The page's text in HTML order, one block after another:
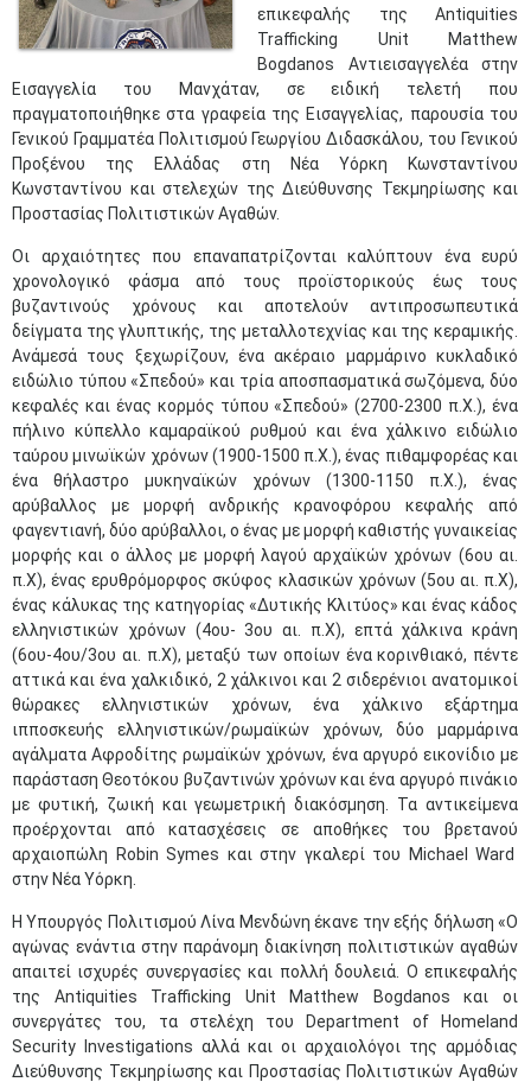
επικεφαλής της Antiquities
Trafficking Unit Matthew
Bogdanos Αντιεισαγγελέα στην
Εισαγγελία του Μανχάταν, σε ειδική τελετή που
πραγματοποιήθηκε στα γραφεία της Εισαγγελίας, παρουσία του
Γενικού Γραμματέα Πολιτισμού Γεωργίου Διδασκάλου, του Γενικού
Προξένου της Ελλάδας στη Νέα Υόρκη Κωνσταντίνου
Κωνσταντίνου και στελεχών της Διεύθυνσης Τεκμηρίωσης και
Προστασίας Πολιτιστικών Αγαθών.
Οι αρχαιότητες που επαναπατρίζονται καλύπτουν ένα ευρύ
χρονολογικό φάσμα από τους προϊστορικούς έως τους
βυζαντινούς χρόνους και αποτελούν αντιπροσωπευτικά
δείγματα της γλυπτικής, της μεταλλοτεχνίας και της κεραμικής.
Ανάμεσά τους ξεχωρίζουν, ένα ακέραιο μαρμάρινο κυκλαδικό
ειδώλιο τύπου «Σπεδού» και τρία αποσπασματικά σωζόμενα, δύο
κεφαλές και ένας κορμός τύπου «Σπεδού» (2700-2300 π.Χ.), ένα
πήλινο κύπελλο καμαραϊκού ρυθμού και ένα χάλκινο ειδώλιο
ταύρου μινωϊκών χρόνων (1900-1500 π.Χ.), ένας πιθαμφορέας και
ένα θήλαστρο μυκηναϊκών χρόνων (1300-1150 π.Χ.), ένας
αρύβαλλος με μορφή ανδρικής κρανοφόρου κεφαλής από
φαγεντιανή, δύο αρύβαλλοι, ο ένας με μορφή καθιστής γυναικείας
μορφής και ο άλλος με μορφή λαγού αρχαϊκών χρόνων (6ου αι.
π.Χ), ένας ερυθρόμορφος σκύφος κλασικών χρόνων (5ου αι. π.Χ),
ένας κάλυκας της κατηγορίας «Δυτικής Κλιτύος» και ένας κάδος
ελληνιστικών χρόνων (4ου- 3ου αι. π.Χ), επτά χάλκινα κράνη
(6ου-4ου/3ου αι. π.Χ), μεταξύ των οποίων ένα κορινθιακό, πέντε
αττικά και ένα χαλκιδικό, 2 χάλκινοι και 2 σιδερένιοι ανατομικοί
θώρακες ελληνιστικών χρόνων, ένα χάλκινο εξάρτημα
ιπποσκευής ελληνιστικών/ρωμαϊκών χρόνων, δύο μαρμάρινα
αγάλματα Αφροδίτης ρωμαϊκών χρόνων, ένα αργυρό εικονίδιο με
παράσταση Θεοτόκου βυζαντινών χρόνων και ένα αργυρό πινάκιο
με φυτική, ζωική και γεωμετρική διακόσμηση. Τα αντικείμενα
προέρχονται από κατασχέσεις σε αποθήκες του βρετανού
αρχαιοπώλη Robin Symes και στην γκαλερί του Michael Ward
στην Νέα Υόρκη.
Η Υπουργός Πολιτισμού Λίνα Μενδώνη έκανε την εξής δήλωση «Ο
αγώνας ενάντια στην παράνομη διακίνηση πολιτιστικών αγαθών
απαιτεί ισχυρές συνεργασίες και πολλή δουλειά. Ο επικεφαλής
της Antiquities Trafficking Unit Matthew Bogdanos και οι
συνεργάτες του, τα στελέχη του Department of Homeland
Security Investigations αλλά και οι αρχαιολόγοι της αρμόδιας
Διεύθυνσης Τεκμηρίωσης και Προστασίας Πολιτιστικών Αγαθών